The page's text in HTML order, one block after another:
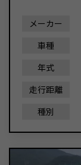
メーカー
車種
年式
走行距離
種別